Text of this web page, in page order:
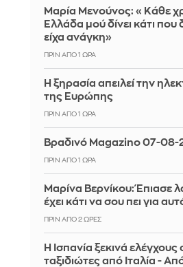
Μαρία Μενούνος: «Κάθε
Ελλάδα μού δίνει κάτι που
είχα ανάγκη»
ΠΡΙΝ ΑΠΌ 1 ΏΡΑ
Η ξηρασία απειλεί την
της Ευρώπης
ΠΡΙΝ ΑΠΌ 1 ΏΡΑ
Βραδινό Magazino 07-08-
ΠΡΙΝ ΑΠΌ 1 ΏΡΑ
Μαρίνα Βερνίκου: Έπιασε
έχει κάτι να σου πει για
ΠΡΙΝ ΑΠΌ 2 ΏΡΕΣ
Η Ισπανία ξεκινά ελέγχους
ταξιδιώτες από Ιταλία -